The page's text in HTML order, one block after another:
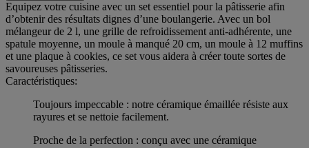
Equipez votre cuisine avec un set essentiel pour la pâtisserie afin
d’obtenir des résultats dignes d’une boulangerie. Avec un bol
mélangeur de 2 l, une grille de refroidissement anti-adhérente, une
spatule moyenne, un moule à manqué 20 cm, un moule à 12 muffins
et une plaque à cookies, ce set vous aidera à créer toute sortes de
savoureuses pâtisseries.
Caractéristiques:
Toujours impeccable : notre céramique émaillée résiste aux
rayures et se nettoie facilement.
Proche de la perfection : conçu avec une céramique